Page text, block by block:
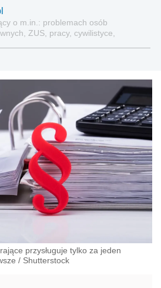
o m.in.: problemach osób
ZUS, pracy, cywilistyce,
przysługuje tylko za jeden
/ Shutterstock